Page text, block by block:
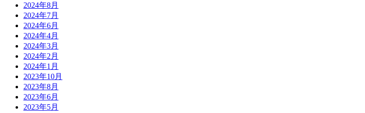
2024年8月
2024年7月
2024年6月
2024年4月
2024年3月
2024年2月
2024年1月
2023年10月
2023年8月
2023年6月
2023年5月